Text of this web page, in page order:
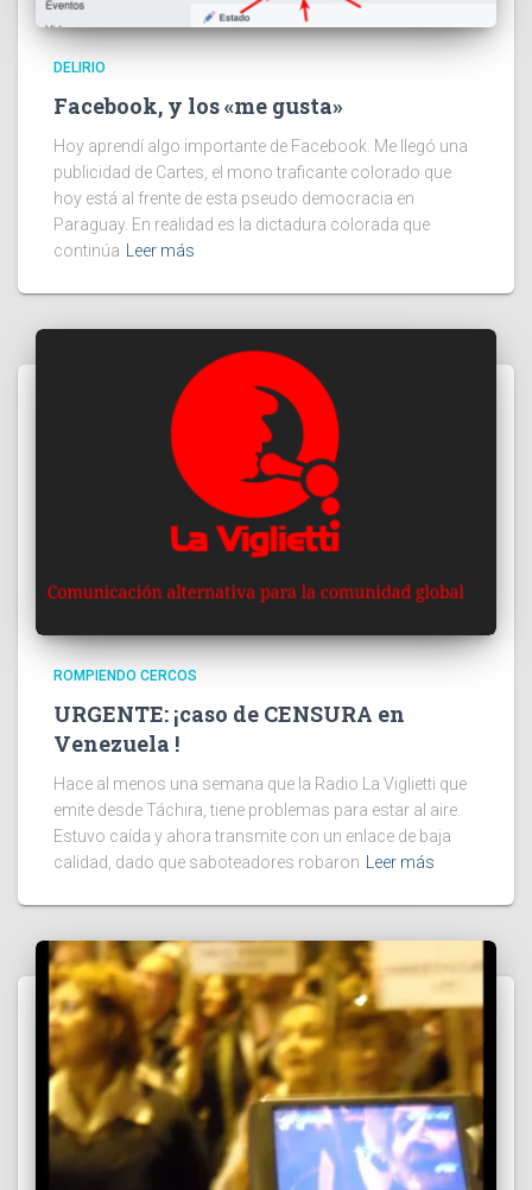
DELIRIO
Facebook, y los «me gusta»
Hoy aprendí algo importante de Facebook. Me llegó una
publicidad de Cartes, el mono traficante colorado que
hoy está al frente de esta pseudo democracia en
Paraguay. En realidad es la dictadura colorada que
continúa
Leer más
ROMPIENDO CERCOS
URGENTE: ¡caso de CENSURA en
Venezuela !
Hace al menos una semana que la Radio La Viglietti que
emite desde Táchira, tiene problemas para estar al aire.
Estuvo caída y ahora transmite con un enlace de baja
calidad, dado que saboteadores robaron Leer más